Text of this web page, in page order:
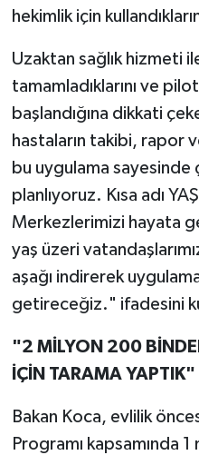
hekimlik için
Uzaktan sağlık hizmeti
tamamladıklarını ve
başlandığına dikkati
hastaların takibi, rapor
bu uygulama sayesinde
planlıyoruz. Kısa adı
Merkezlerimizi hayata
yaş üzeri
aşağı indirerek
getireceğiz." ifadesini
"2 MİLYON 200
İÇİN TARAMA YAPTIK"
Bakan Koca, evlilik
Programı kapsamında